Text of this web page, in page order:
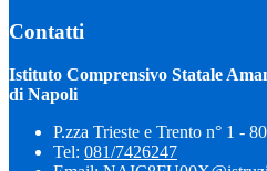
Contatti
Istituto Comprensivo Statale
di Napoli
P.zza Trieste e Trento n° 1 -
Tel: 081/7426247